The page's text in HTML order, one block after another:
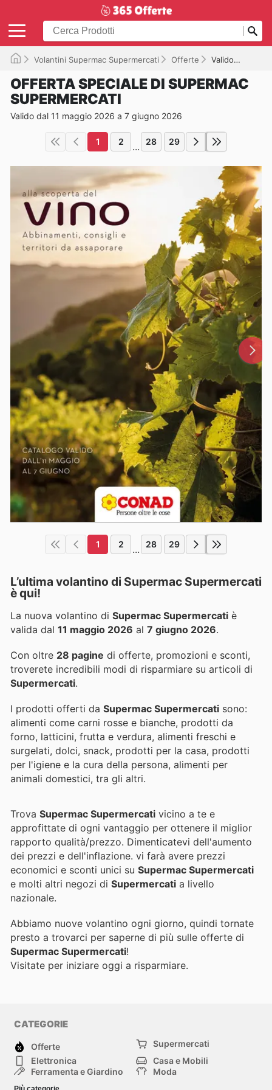
Volantini Supermac Supermercati Offerte Valido fino a 07/06/2026
OFFERTA SPECIALE DI SUPERMAC
SUPERMERCATI
Valido dal 11 maggio 2026 a 7 giugno 2026
1 2 ... 28 29
1 2 ... 28 29
L’ultima volantino di Supermac Supermercati
è qui!
La nuova volantino di Supermac Supermercati è
valida dal 11 maggio 2026 al 7 giugno 2026.
Con oltre 28 pagine di offerte, promozioni e sconti,
troverete incredibili modi di risparmiare su articoli di
Supermercati.
I prodotti offerti da Supermac Supermercati sono:
alimenti come carni rosse e bianche, prodotti da
forno, latticini, frutta e verdura, alimenti freschi e
surgelati, dolci, snack, prodotti per la casa, prodotti
per l'igiene e la cura della persona, alimenti per
animali domestici, tra gli altri.
Trova Supermac Supermercati vicino a te e
approfittate di ogni vantaggio per ottenere il miglior
rapporto qualità/prezzo. Dimenticatevi dell'aumento
dei prezzi e dell'inflazione. vi farà avere prezzi
economici e sconti unici su Supermac Supermercati
e molti altri negozi di Supermercati a livello
nazionale.
Abbiamo nuove volantino ogni giorno, quindi tornate
presto a trovarci per saperne di più sulle offerte di
Supermac Supermercati!
Visitate per iniziare oggi a risparmiare.
CATEGORIE
Offerte
Supermercati
Elettronica
Casa e Mobili
Ferramenta e Giardino
Moda